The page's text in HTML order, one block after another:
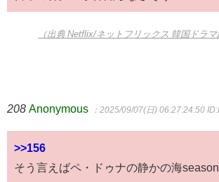
（出典 Netflix/ネットフリックス 韓国ドラマ
208 Anonymous ：2025/09/07(日) 06:27:24.50
>>156
そう言えばペ・ドゥナの静かの海